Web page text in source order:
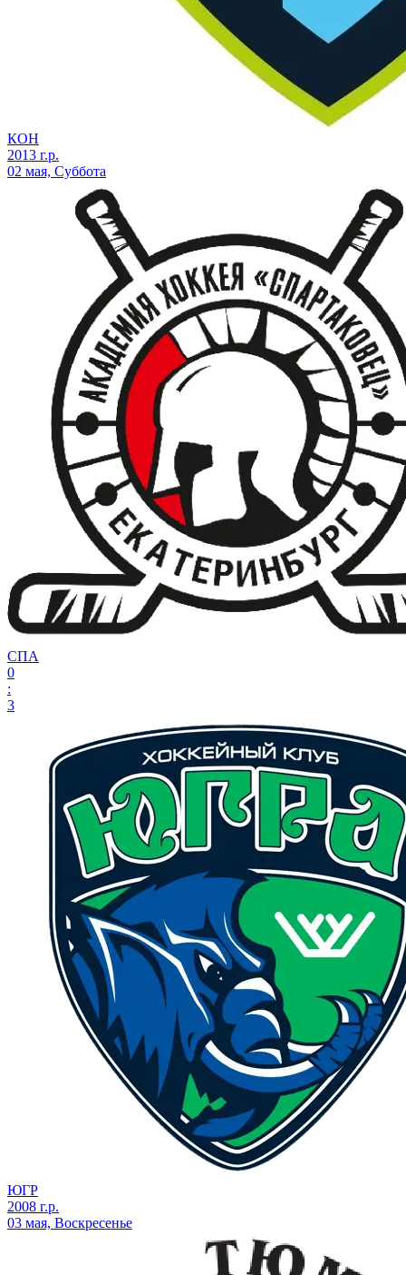
КОН
2013 г.р.
02 мая, Суббота
СПА
0
:
3
ЮГР
2008 г.р.
03 мая, Воскресенье